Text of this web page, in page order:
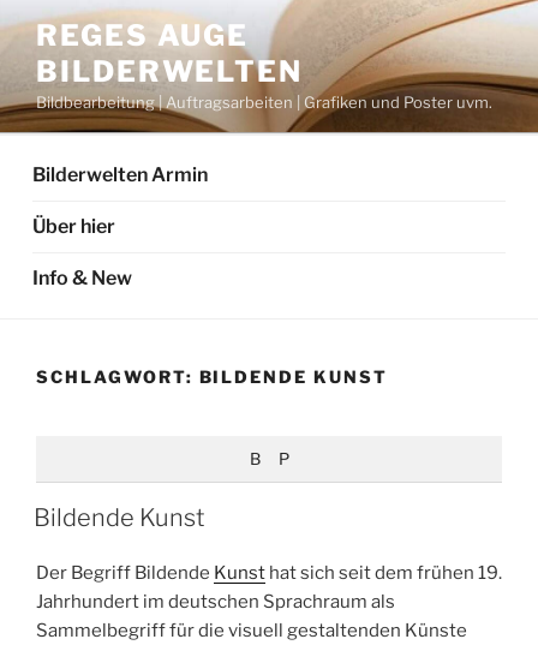
Inhalt
springen
REGES AUGE
BILDERWELTEN
Bildbearbeitung | Auftragsarbeiten | Grafiken und Poster uvm.
Bilderwelten Armin
Über hier
Info & New
SCHLAGWORT: BILDENDE KUNST
B P
Bildende Kunst
Der Begriff Bildende Kunst hat sich seit dem frühen 19.
Jahrhundert im deutschen Sprachraum als
Sammelbegriff für die visuell gestaltenden Künste